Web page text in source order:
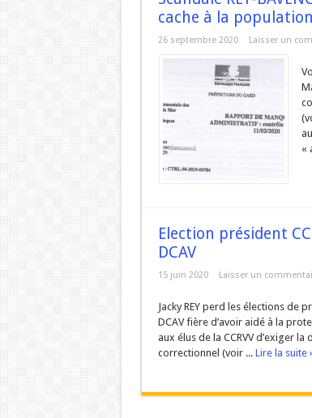
URBANISME
ZAC de la
Réunion du
Aigues-
Aigues-
cache à la
26 septembre 2020 Laisser un
«
Election président
DCAV
15 juin 2020 Laisser un
Jacky REY perd les élections de
DCAV fière d’avoir aidé à la
aux élus de la CCRVV d’exiger
correctionnel (voir ... Lire la suite